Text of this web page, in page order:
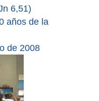
6,51)
años de la
de 2008